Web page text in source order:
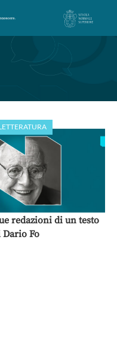
FILOSOFIA
MUSICA
redazioni di un testo
Dario Fo